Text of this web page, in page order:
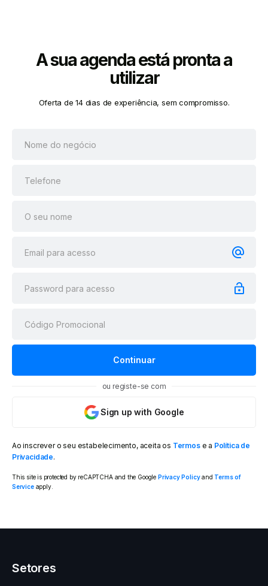
A sua agenda está pronta a
utilizar
Oferta de 14 dias de experiência, sem compromisso.
ou registe-se com
Sign up with Google
Ao inscrever o seu estabelecimento, aceita os Termose a Política de
Privacidade.
This site is protected by reCAPTCHA and the Google Privacy Policyand Terms of
Serviceapply.
Setores